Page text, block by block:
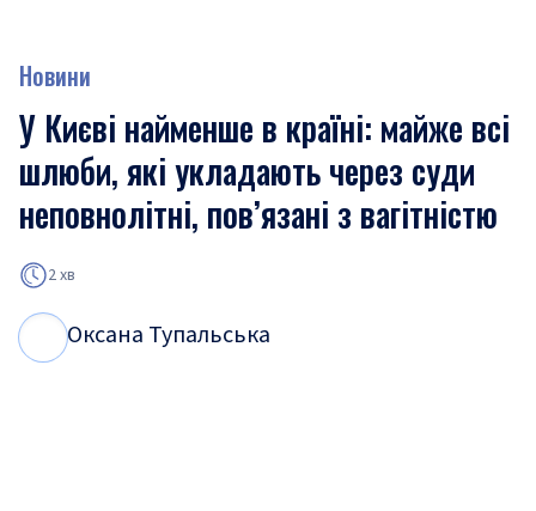
Новини
У Києві найменше в країні: майже всі
шлюби, які укладають через суди
неповнолітні, пов’язані з вагітністю
2 хв
Оксана Тупальська